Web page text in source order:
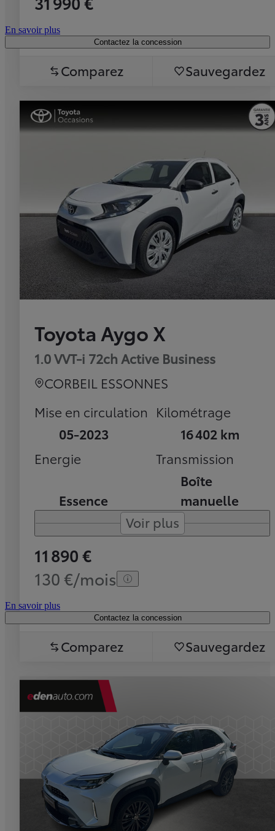
En savoir plus
Contactez la concession
Comparez Sauvegardez
Toyota Aygo X
1.0 VVT-i 72ch Active Business
CORBEIL ESSONNES
Mise en circulation
05-2023
Kilométrage
16 402 km
Energie
Essence
Transmission
Boîte
manuelle
Voir plus
11 890 €
130 €/mois
En savoir plus
Contactez la concession
Comparez Sauvegardez